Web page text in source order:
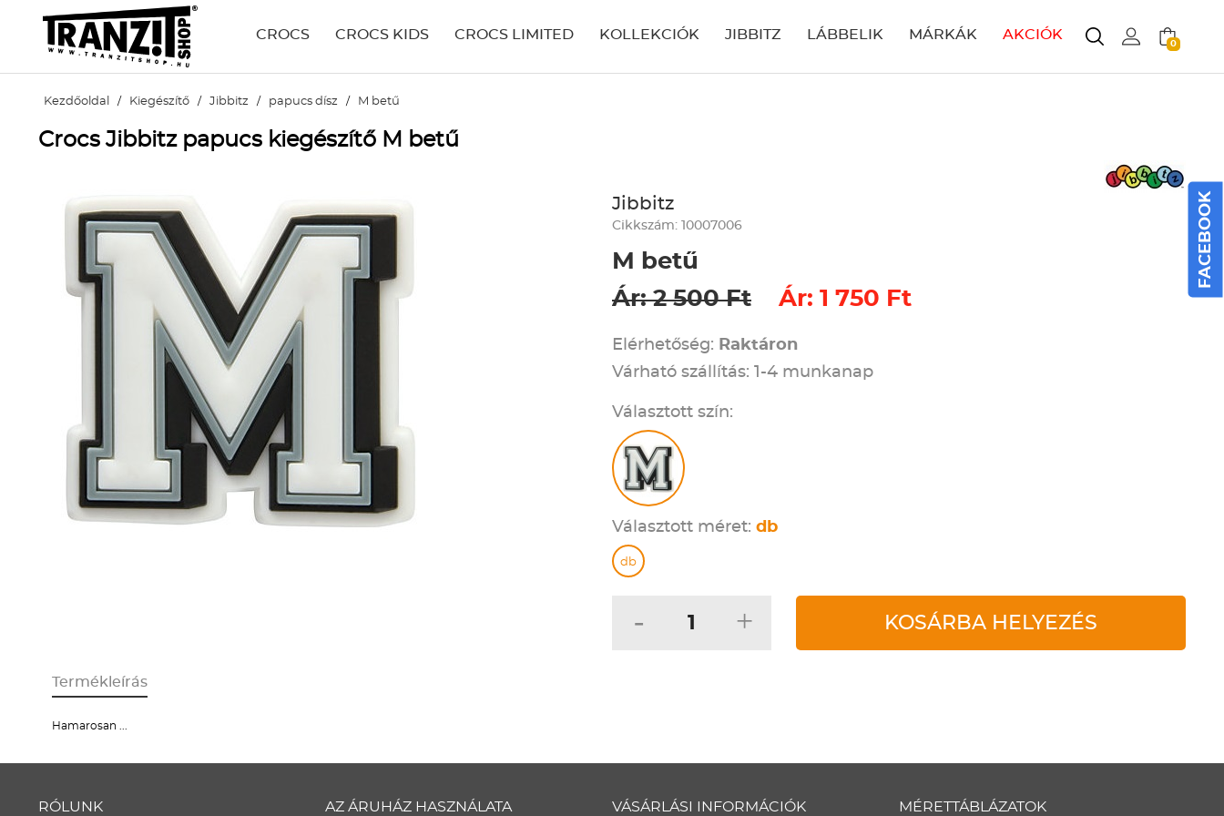
CROCS CROCS KIDS CROCS LIMITED KOLLEKCIÓK JIBBITZ LÁBBELIK MÁRKÁK AKCIÓK
0
Kezdőoldal / Kiegészítő / Jibbitz / papucs dísz / M betű
Crocs Jibbitz papucs kiegészítő M betű
Jibbitz
Cikkszám: 10007006
M betű
Ár: 2 500 Ft
Ár: 1 750 Ft
Elérhetőség: Raktáron
Várható szállítás: 1-4 munkanap
Választott szín:
Választott méret: db
db
- + KOSÁRBA HELYEZÉS
Termékleírás
Hamarosan ...
RÓLUNK AZ ÁRUHÁZ HASZNÁLATA VÁSÁRLÁSI INFORMÁCIÓK MÉRETTÁBLÁZATOK
FACEBOOK